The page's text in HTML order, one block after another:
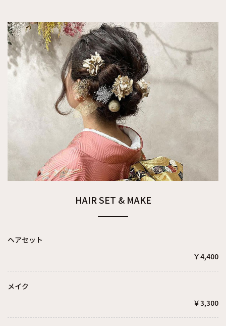
HAIR SET & MAKE
ヘアセット
￥4,400
メイク
￥3,300